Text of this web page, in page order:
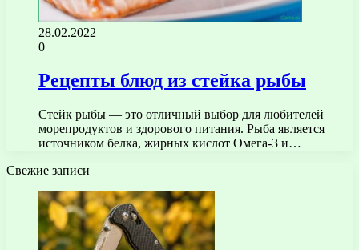
28.02.2022
0
Рецепты блюд из стейка рыбы
Стейк рыбы — это отличный выбор для любителей
морепродуктов и здорового питания. Рыба является
источником белка, жирных кислот Омега-3 и…
Свежие записи